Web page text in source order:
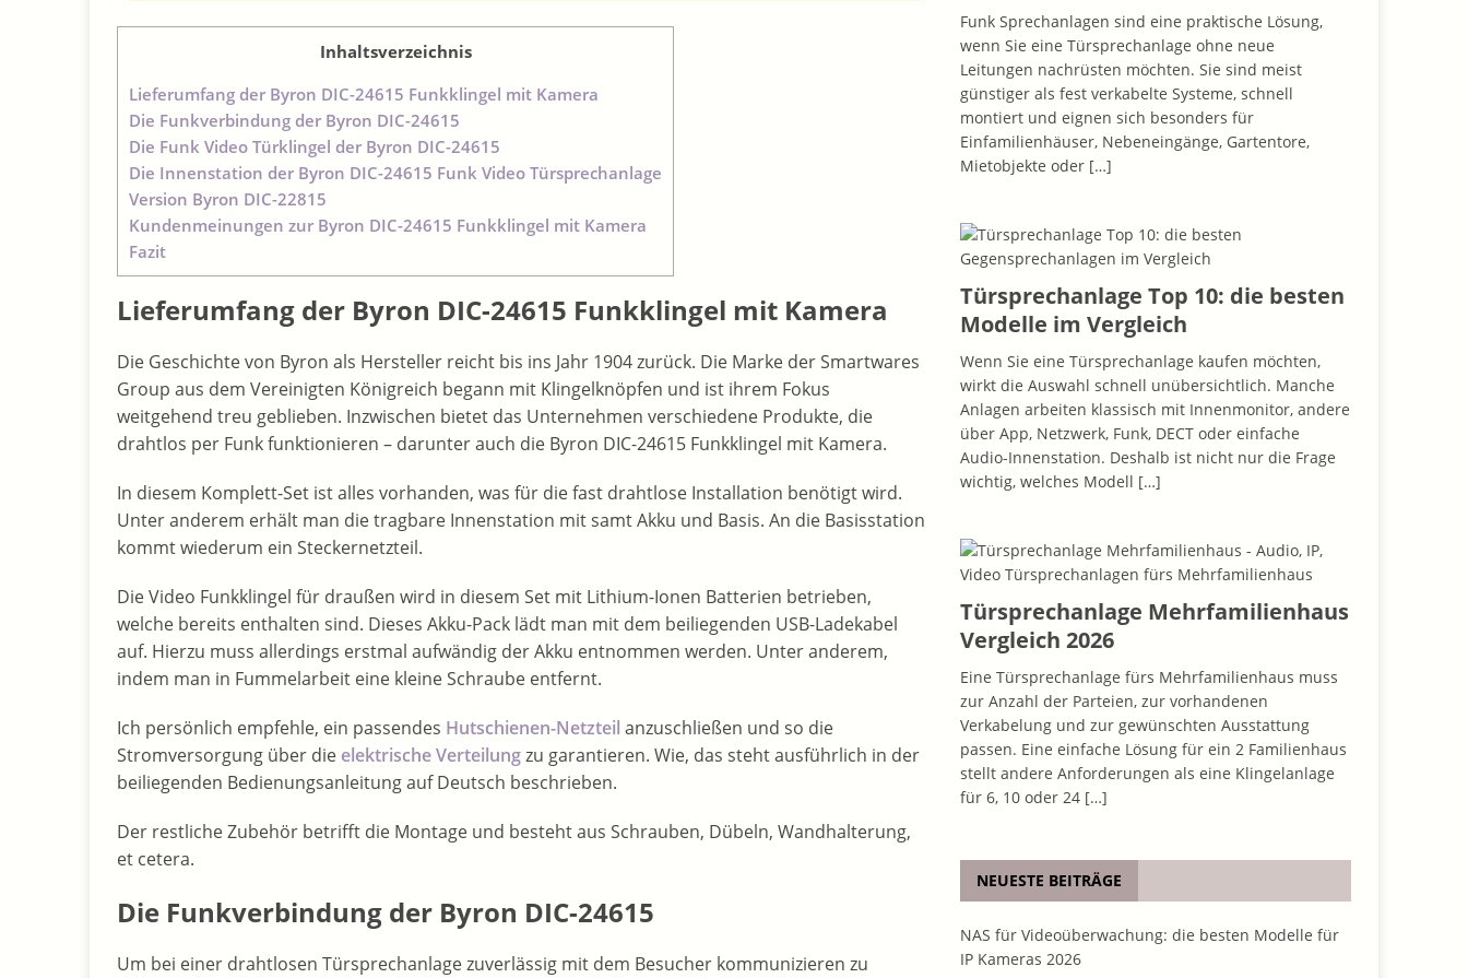
Inhaltsverzeichnis
Lieferumfang der Byron DIC-24615 Funkklingel mit Kamera
Die Funkverbindung der Byron DIC-24615
Die Funk Video Türklingel der Byron DIC-24615
Die Innenstation der Byron DIC-24615 Funk Video Türsprechanlage
Version Byron DIC-22815
Kundenmeinungen zur Byron DIC-24615 Funkklingel mit Kamera
Fazit
Lieferumfang der Byron DIC-24615 Funkklingel mit Kamera
Die Geschichte von Byron als Hersteller reicht bis ins Jahr 1904 zurück. Die Marke der Smartwares
Group aus dem Vereinigten Königreich begann mit Klingelknöpfen und ist ihrem Fokus
weitgehend treu geblieben. Inzwischen bietet das Unternehmen verschiedene Produkte, die
drahtlos per Funk funktionieren – darunter auch die Byron DIC-24615 Funkklingel mit Kamera.
In diesem Komplett-Set ist alles vorhanden, was für die fast drahtlose Installation benötigt wird.
Unter anderem erhält man die tragbare Innenstation mit samt Akku und Basis. An die Basisstation
kommt wiederum ein Steckernetzteil.
Die Video Funkklingel für draußen wird in diesem Set mit Lithium-Ionen Batterien betrieben,
welche bereits enthalten sind. Dieses Akku-Pack lädt man mit dem beiliegenden USB-Ladekabel
auf. Hierzu muss allerdings erstmal aufwändig der Akku entnommen werden. Unter anderem,
indem man in Fummelarbeit eine kleine Schraube entfernt.
Ich persönlich empfehle, ein passendes Hutschienen-Netzteil anzuschließen und so die
Stromversorgung über die elektrische Verteilungzu garantieren. Wie, das steht ausführlich in der
beiliegenden Bedienungsanleitung auf Deutsch beschrieben.
Der restliche Zubehör betrifft die Montage und besteht aus Schrauben, Dübeln, Wandhalterung,
et cetera.
Die Funkverbindung der Byron DIC-24615
Um bei einer drahtlosen Türsprechanlage zuverlässig mit dem Besucher kommunizieren zu
Funk Sprechanlagen sind eine praktische Lösung,
wenn Sie eine Türsprechanlage ohne neue
Leitungen nachrüsten möchten. Sie sind meist
günstiger als fest verkabelte Systeme, schnell
montiert und eignen sich besonders für
Einfamilienhäuser, Nebeneingänge, Gartentore,
Mietobjekte oder […]
Türsprechanlage Top 10: die besten
Modelle im Vergleich
Wenn Sie eine Türsprechanlage kaufen möchten,
wirkt die Auswahl schnell unübersichtlich. Manche
Anlagen arbeiten klassisch mit Innenmonitor, andere
über App, Netzwerk, Funk, DECT oder einfache
Audio-Innenstation. Deshalb ist nicht nur die Frage
wichtig, welches Modell […]
Türsprechanlage Mehrfamilienhaus
Vergleich 2026
Eine Türsprechanlage fürs Mehrfamilienhaus muss
zur Anzahl der Parteien, zur vorhandenen
Verkabelung und zur gewünschten Ausstattung
passen. Eine einfache Lösung für ein 2 Familienhaus
stellt andere Anforderungen als eine Klingelanlage
für 6, 10 oder 24 […]
NEUESTE BEITRÄGE
NAS für Videoüberwachung: die besten Modelle für
IP Kameras 2026